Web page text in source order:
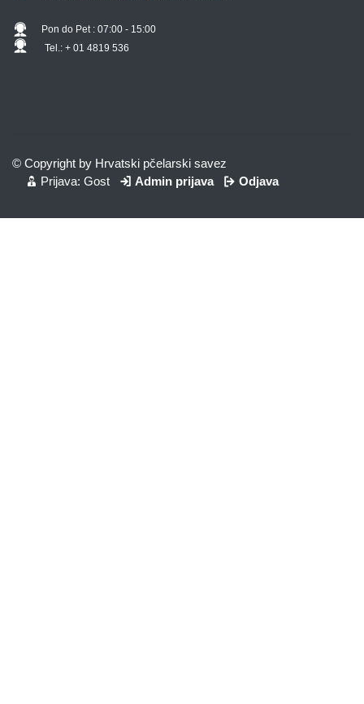
Pon do Pet : 07:00 - 15:00
Tel.: + 01 4819 536
© Copyright by Hrvatski pčelarski savez
Prijava: Gost
Admin prijava Odjava